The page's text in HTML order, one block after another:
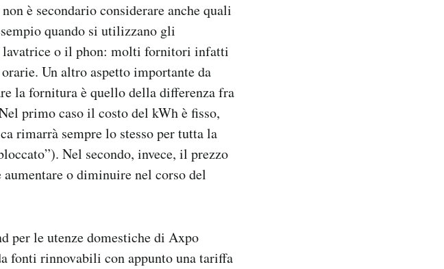
è secondario considerare anche quali
quando si utilizzano gli
lavatrice o il phon: molti fornitori infatti
Un altro aspetto importante da
la fornitura è quello della differenza fra
primo caso il costo del kWh è fisso,
rimarrà sempre lo stesso per tutta la
Nel secondo, invece, il prezzo
o diminuire nel corso del
per le utenze domestiche di Axpo
fonti rinnovabili con appunto una tariffa